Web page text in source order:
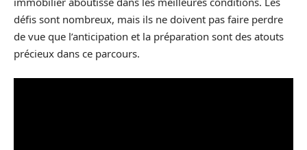
défis sont nombreux, mais ils ne doivent pas faire perdre
de vue que l’anticipation et la préparation sont des atouts
précieux dans ce parcours.